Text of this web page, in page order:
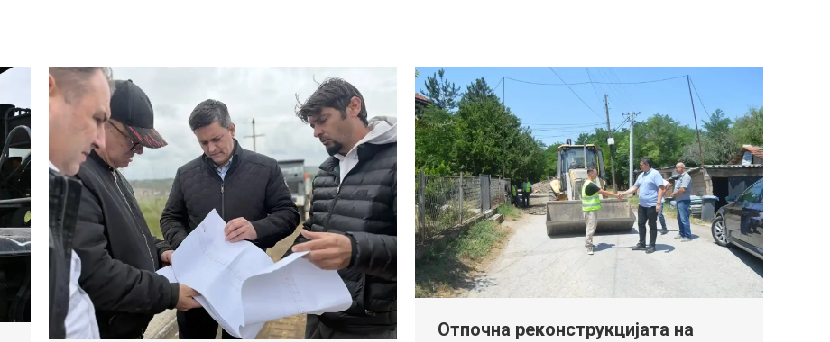
Отпочна реконструкцијата на